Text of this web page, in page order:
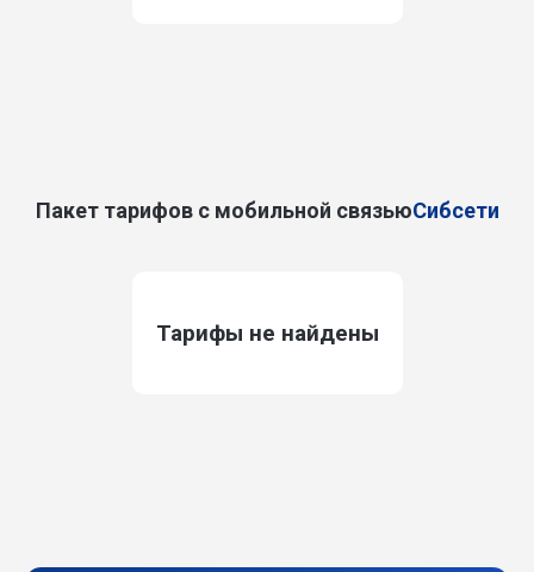
Пакет тарифов с мобильной связьюСибсети
Тарифы не найдены